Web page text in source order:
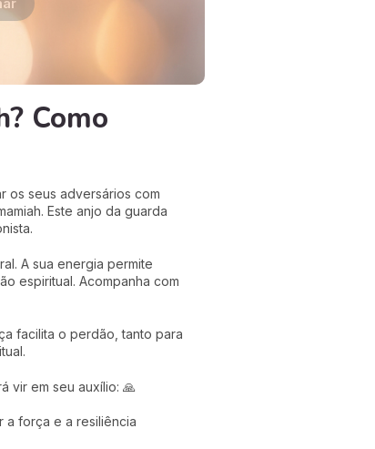
Como
os seus adversários com
Este anjo da guarda
A sua energia permite
espiritual. Acompanha com
facilita o perdão, tanto para
vir em seu auxílio: 🙏
a força e a resiliência